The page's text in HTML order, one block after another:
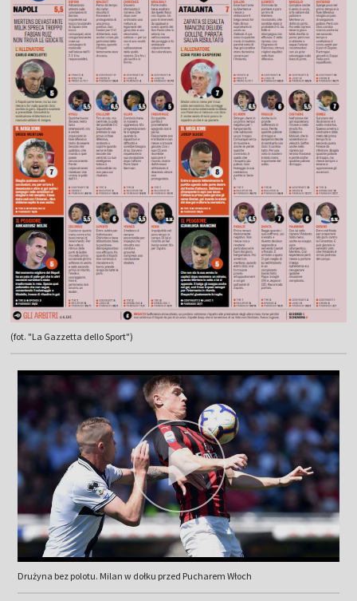
(fot. "La Gazzetta dello Sport")
Drużyna bez polotu. Milan w dołku przed Pucharem Włoch